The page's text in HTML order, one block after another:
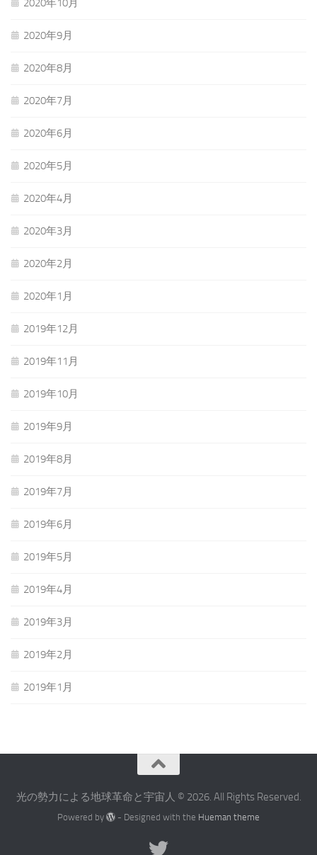
2020年10月
2020年9月
2020年8月
2020年7月
2020年6月
2020年5月
2020年4月
2020年3月
2020年2月
2020年1月
2019年12月
2019年11月
2019年10月
2019年9月
2019年8月
2019年7月
2019年6月
2019年5月
2019年4月
2019年3月
2019年2月
2019年1月
光の勢力による地球革命と宇宙人 © 2026. All Rights Reserved.
Powered by - Designed with the Hueman theme